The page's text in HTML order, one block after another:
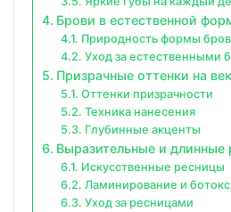
Брови в естественной
Природность формы
Уход за естественными
Призрачные оттенки на
Оттенки призрачности
Техника нанесения
Глубинные акценты
Выразительные и длинные
Искусственные ресницы
Ламинирование и
Уход за ресницами